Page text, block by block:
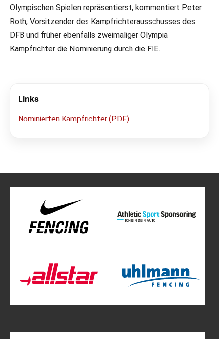
Olympischen Spielen repräsentierst, kommentiert Peter
Roth, Vorsitzender des Kampfrichterausschusses des
DFB und früher ebenfalls zweimaliger Olympia
Kampfrichter die Nominierung durch die FIE.
Links
Nominierten Kampfrichter (PDF)